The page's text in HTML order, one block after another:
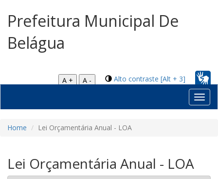
Prefeitura Municipal De
Belágua
Alto contraste [Alt + 3]
A +
A -
Home Lei Orçamentária Anual - LOA
Lei Orçamentária Anual - LOA